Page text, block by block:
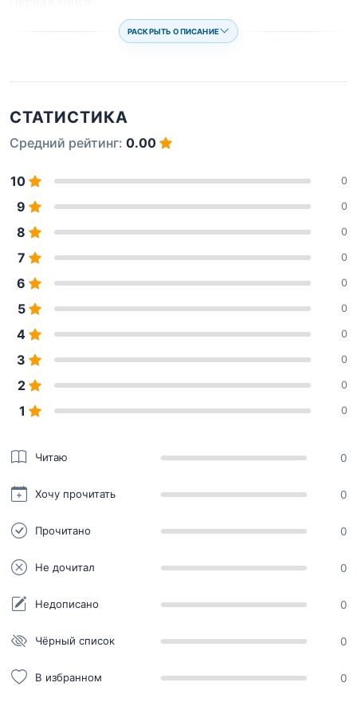
РАСКРЫТЬ ОПИСАНИЕ
СТАТИСТИКА
Средний рейтинг: 0.00
10 0
9 0
8 0
7 0
6 0
5 0
4 0
3 0
2 0
1 0
Читаю 0
Хочу прочитать 0
Прочитано 0
Не дочитал 0
Недописано 0
Чёрный список 0
В избранном 0